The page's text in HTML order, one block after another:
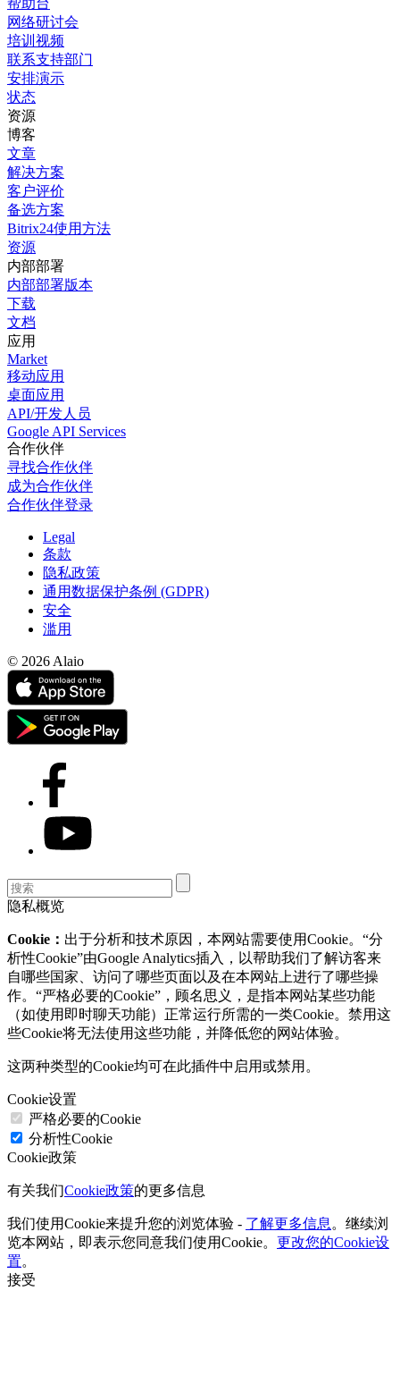
网络研讨会
培训视频
联系支持部门
安排演示
状态
资源
博客
文章
解决方案
客户评价
备选方案
Bitrix24使用方法
资源
内部部署
内部部署版本
下载
文档
应用
Market
移动应用
桌面应用
API/开发人员
Google API Services
合作伙伴
寻找合作伙伴
成为合作伙伴
合作伙伴登录
Legal
条款
隐私政策
通用数据保护条例 (GDPR)
安全
滥用
© 2026 Alaio
隐私概览
Cookie： 出于分析和技术原因，本网站需要使用Cookie。“分
析性Cookie”由Google Analytics插入，以帮助我们了解访客来
自哪些国家、访问了哪些页面以及在本网站上进行了哪些操
作。“严格必要的Cookie”，顾名思义，是指本网站某些功能
（如使用即时聊天功能）正常运行所需的一类Cookie。禁用这
些Cookie将无法使用这些功能，并降低您的网站体验。
这两种类型的Cookie均可在此插件中启用或禁用。
Cookie设置
严格必要的Cookie
分析性Cookie
Cookie政策
有关我们Cookie政策的更多信息
我们使用Cookie来提升您的浏览体验 - 了解更多信息 。继续浏
览本网站，即表示您同意我们使用Cookie。 更改您的Cookie设
置。
接受